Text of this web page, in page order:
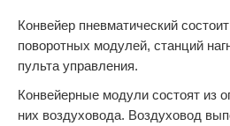
Конвейер пневматический
поворотных модулей, станций
пульта управления.
Конвейерные модули состоят из
них воздуховода. Воздуховод